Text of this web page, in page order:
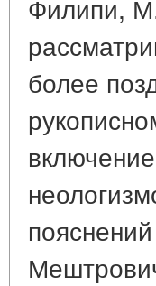
Филипи,
более